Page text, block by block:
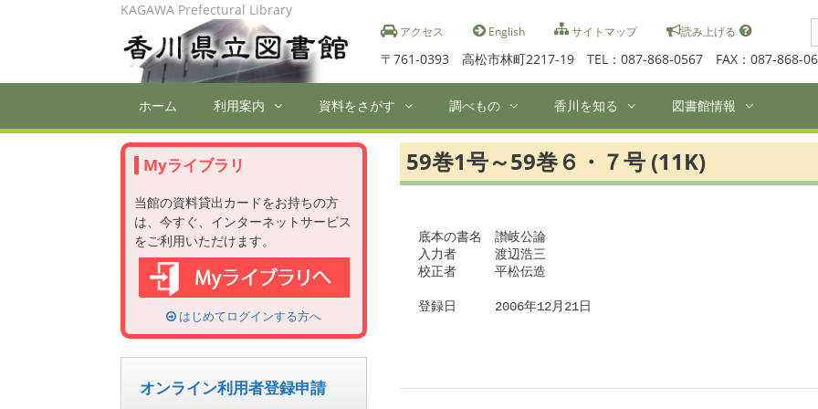
アクセス English サイトマップ 読み上げる
〒761-0393 高松市林町2217-19 TEL：087-868-0567 FAX：087-868-
KAGAWA Prefectural Library
ホーム 利用案内 資料をさがす 調べもの 香川を知る 図書館情報
59巻1号～59巻６・７号 (11K)
底本の書名　讃岐公論
入力者　　　渡辺浩三
校正者　　　平松伝造
登録日　　　2006年12月21日
Myライブラリ
当館の資料貸出カードをお持ちの方
は、今すぐ、インターネットサービス
をご利用いただけます。
はじめてログインする方へ
オンライン利用者登録申請